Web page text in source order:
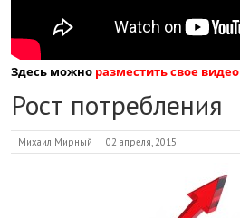
Здесь можно разместить свое видео
Рост потребления
Михаил Мирный 02 апреля, 2015